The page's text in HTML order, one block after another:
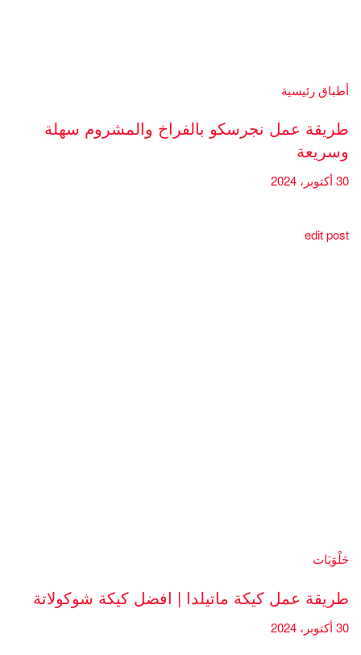
أطباق رئيسية
طريقة عمل نجرسكو بالفراخ والمشروم سهلة
وسريعة
30 أكتوبر، 2024
edit post
حَلْوَيَات
طريقة عمل كيكة ماتيلدا | افضل كيكة شوكولاتة
30 أكتوبر، 2024